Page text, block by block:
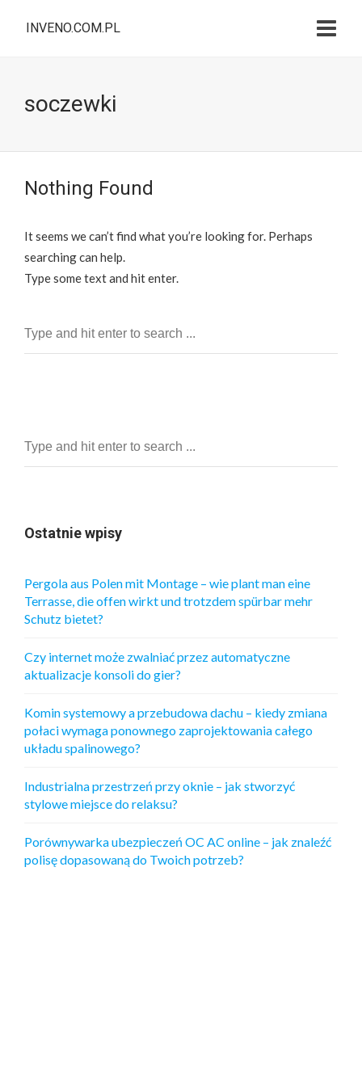
INVENO.COM.PL
soczewki
Nothing Found
It seems we can’t find what you’re looking for. Perhaps
searching can help.
Type some text and hit enter.
Ostatnie wpisy
Pergola aus Polen mit Montage – wie plant man eine
Terrasse, die offen wirkt und trotzdem spürbar mehr
Schutz bietet?
Czy internet może zwalniać przez automatyczne
aktualizacje konsoli do gier?
Komin systemowy a przebudowa dachu – kiedy zmiana
połaci wymaga ponownego zaprojektowania całego
układu spalinowego?
Industrialna przestrzeń przy oknie – jak stworzyć
stylowe miejsce do relaksu?
Porównywarka ubezpieczeń OC AC online – jak znaleźć
polisę dopasowaną do Twoich potrzeb?